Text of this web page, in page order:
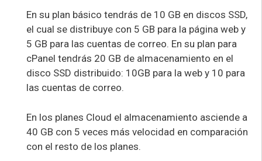
En su plan básico tendrás de 10 GB en discos SSD,
el cual se distribuye con 5 GB para la página web y
5 GB para las cuentas de correo. En su plan para
cPanel tendrás 20 GB de almacenamiento en el
disco SSD distribuido: 10GB para la web y 10 para
las cuentas de correo.
En los planes Cloud el almacenamiento asciende a
40 GB con 5 veces más velocidad en comparación
con el resto de los planes.